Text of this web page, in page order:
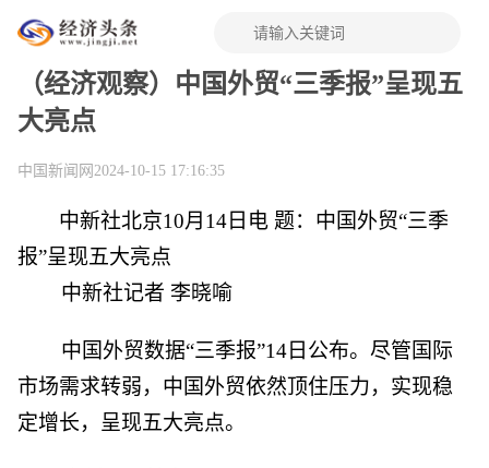
（经济观察）中国外贸“三季报”呈现五
大亮点
2024-10-15 17:16:35
中国新闻网
中新社北京10月14日电 题：中国外贸“三季
报”呈现五大亮点
中新社记者 李晓喻
中国外贸数据“三季报”14日公布。尽管国际
市场需求转弱，中国外贸依然顶住压力，实现稳
定增长，呈现五大亮点。